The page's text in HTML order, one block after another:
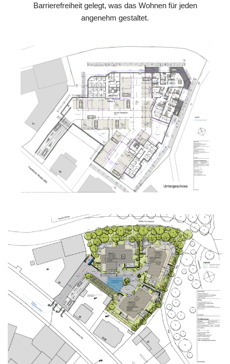
Barrierefreiheit gelegt, was das Wohnen für jeden
angenehm gestaltet.